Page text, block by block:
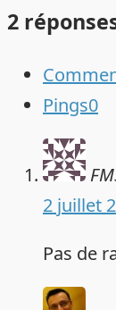
2
Pings0
2 juillet
Pas de